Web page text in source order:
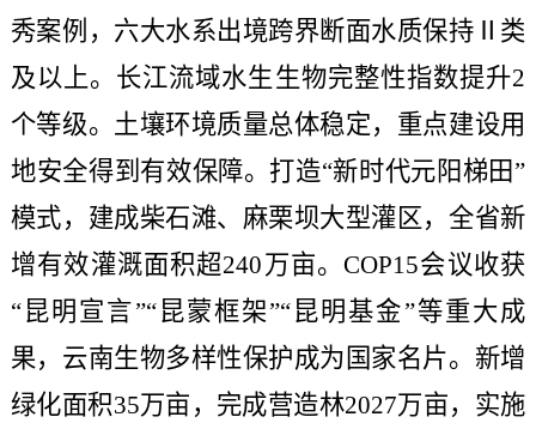
秀案例，六大水系出境跨界断面水质保持Ⅱ类
及以上。长江流域水生生物完整性指数提升2
个等级。土壤环境质量总体稳定，重点建设用
地安全得到有效保障。打造“新时代元阳梯田”
模式，建成柴石滩、麻栗坝大型灌区，全省新
增有效灌溉面积超240万亩。COP15会议收获
“昆明宣言”“昆蒙框架”“昆明基金”等重大成
果，云南生物多样性保护成为国家名片。新增
绿化面积35万亩，完成营造林2027万亩，实施